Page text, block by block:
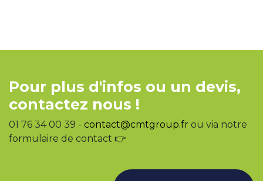
Pour plus d'infos ou un devis,
contactez nous !
01 76 34 00 39 - contact@cmtgroup.fr ou via notre
formulaire de contact 👉